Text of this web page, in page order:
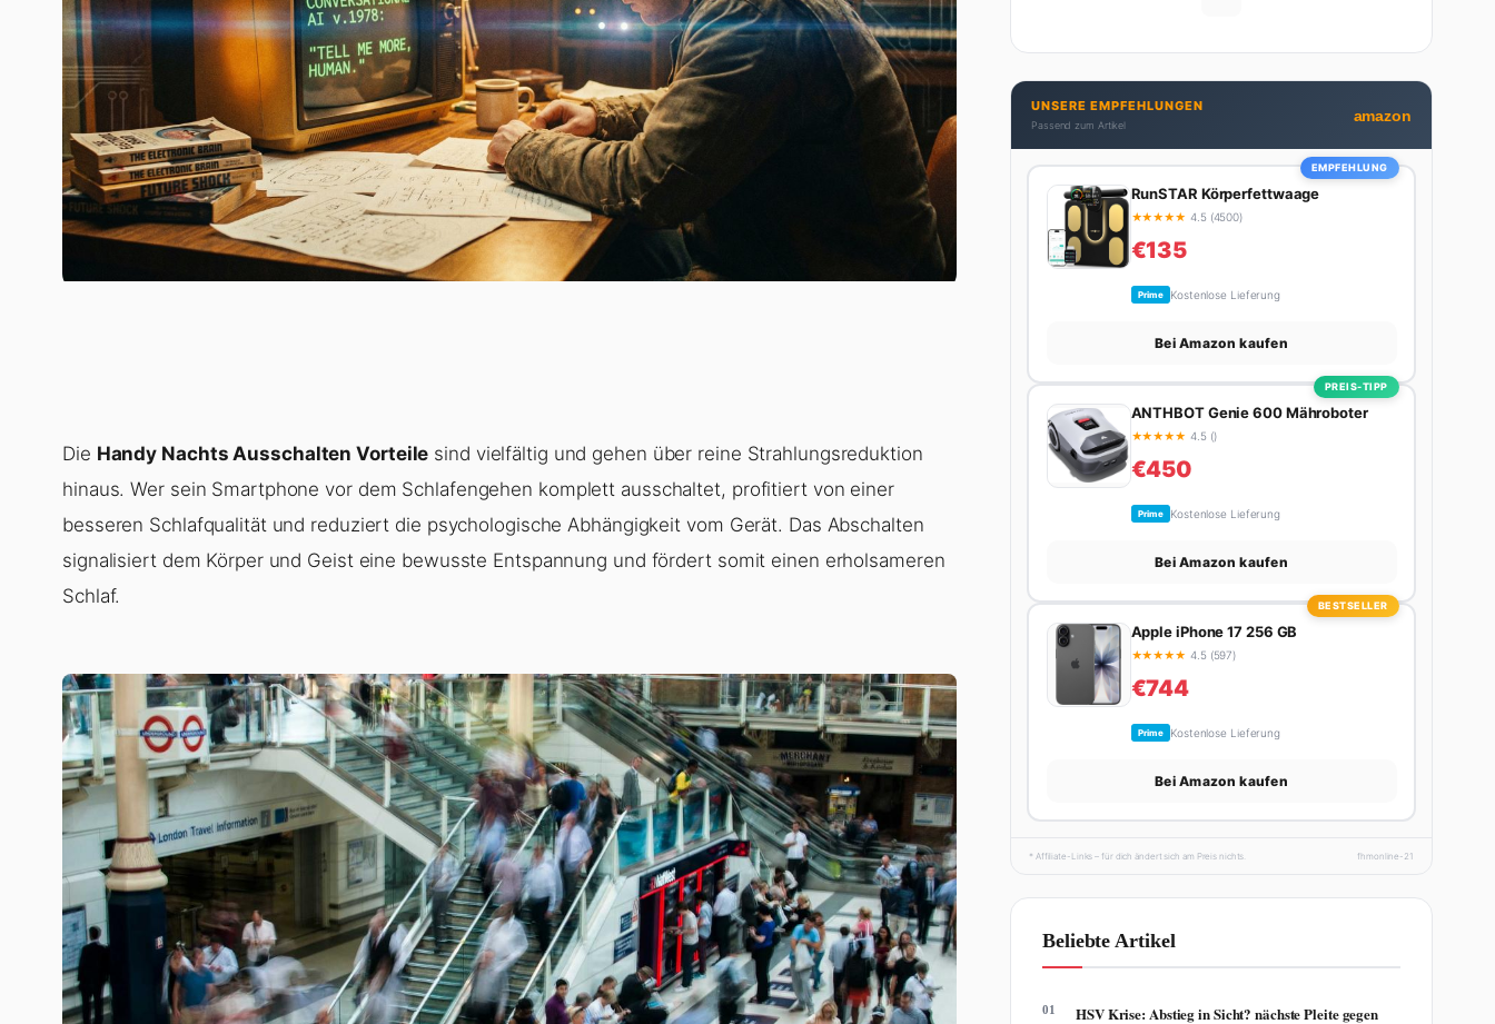
Die Handy Nachts Ausschalten Vorteile sind vielfältig und gehen über reine Strahlungsreduktion
hinaus. Wer sein Smartphone vor dem Schlafengehen komplett ausschaltet, profitiert von einer
besseren Schlafqualität und reduziert die psychologische Abhängigkeit vom Gerät. Das Abschalten
signalisiert dem Körper und Geist eine bewusste Entspannung und fördert somit einen erholsameren
Schlaf.
ewigen Suche nach dem besten Brunch-Spot der
Stadt. Ihre Interior-Tipps basieren auf echter
Erfahrung – ihre Wohnung wurde schon zweimal in
Design-Blogs gefeatured.
UNSERE EMPFEHLUNGEN
Passend zum Artikel
amazon
EMPFEHLUNG
RunSTAR Körperfettwaage
★★★★★ 4.5 (4500)
€135
Prime Kostenlose Lieferung
Bei Amazon kaufen
PREIS-TIPP
ANTHBOT Genie 600 Mähroboter
★★★★★ 4.5 ()
€450
Prime Kostenlose Lieferung
Bei Amazon kaufen
BESTSELLER
Apple iPhone 17 256 GB
★★★★★ 4.5 (597)
€744
Prime Kostenlose Lieferung
Bei Amazon kaufen
* Affiliate-Links – für dich ändert sich am Preis nichts. fhmonline-21
Beliebte Artikel
01
HSV Krise: Abstieg in Sicht? nächste Pleite gegen